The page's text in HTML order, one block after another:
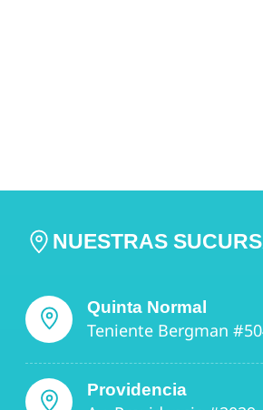
NUESTRAS
Quinta Normal
Teniente Bergman
Providencia